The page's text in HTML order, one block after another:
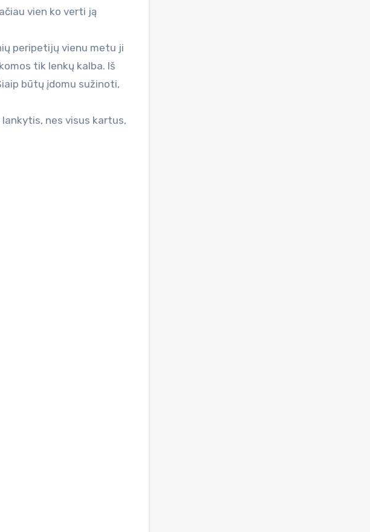
vien ko verti ją
peripetijų vienu metu ji
tik lenkų kalba. Iš
būtų įdomu sužinoti,
nes visus kartus,